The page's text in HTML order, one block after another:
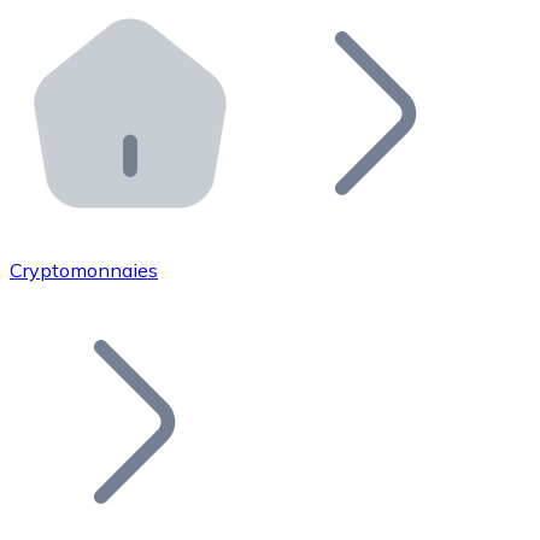
Distributeurs automatiques Bitnovo
Intégrez un ATM Bitnovo dans votre entreprise et
API Bitnovo
Intégrez notre API dans votre écosystème.
Rejoignez notre réseau de distributeurs et
Ajoutez le token de votre projet à notre service
Cryptomonnaies